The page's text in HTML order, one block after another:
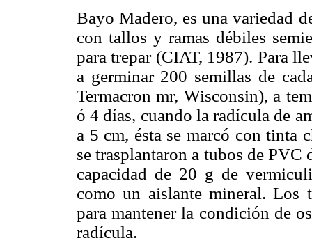
Bayo Madero, es una variedad
con tallos y ramas débiles
para trepar (CIAT, 1987). Para
a germinar 200 semillas de
Termacron mr, Wisconsin), a
ó 4 días, cuando la radícula de
a 5 cm, ésta se marcó con tinta
se trasplantaron a tubos de
capacidad de 20 g de
como un aislante mineral. Los
para mantener la condición de
radícula.